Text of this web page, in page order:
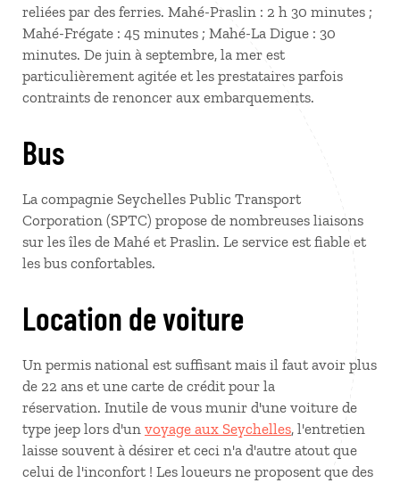
reliées par des ferries. Mahé-Praslin : 2 h 30 minutes ;
Mahé-Frégate : 45 minutes ; Mahé-La Digue : 30
minutes. De juin à septembre, la mer est
particulièrement agitée et les prestataires parfois
contraints de renoncer aux embarquements.
Bus
La compagnie Seychelles Public Transport
Corporation (SPTC) propose de nombreuses liaisons
sur les îles de Mahé et Praslin. Le service est fiable et
les bus confortables.
Location de voiture
Un permis national est suffisant mais il faut avoir plus
de 22 ans et une carte de crédit pour la
réservation. Inutile de vous munir d'une voiture de
type jeep lors d'un voyage aux Seychelles, l'entretien
laisse souvent à désirer et ceci n'a d'autre atout que
celui de l'inconfort ! Les loueurs ne proposent que des